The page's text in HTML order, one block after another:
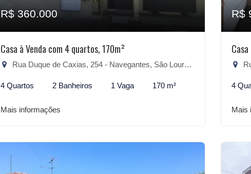
R$ 360.000
Casa à Venda com 4 quartos, 170m²
Rua Duque de Caxias, 254 - Navegantes, São Lourenço do Sul-RS
4 Quartos 2 Banheiros 1 Vaga 170 m²
Mais informações
R$
4
Mais